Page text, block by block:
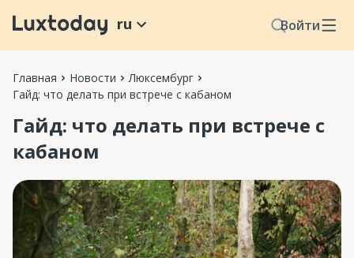
Войти
ru
Главная Новости
Люксембург
Гайд: что делать при встрече с кабаном
Гайд: что делать при встрече с
кабаном